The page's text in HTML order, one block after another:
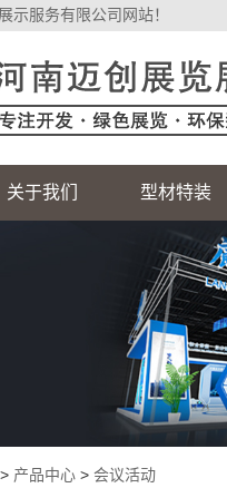
示服务有限公司网站！
关于我们 型材特装
> 产品中心 > 会议活动